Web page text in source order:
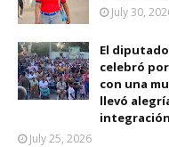
July 30,
El
celebró
con una
llevó
July 25, 2026